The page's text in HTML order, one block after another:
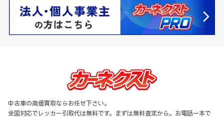
中古車の高価買取ならお任せ下さい。
全国対応でレッカー引取代は無料です。まずは無料査定から。お電話一本で